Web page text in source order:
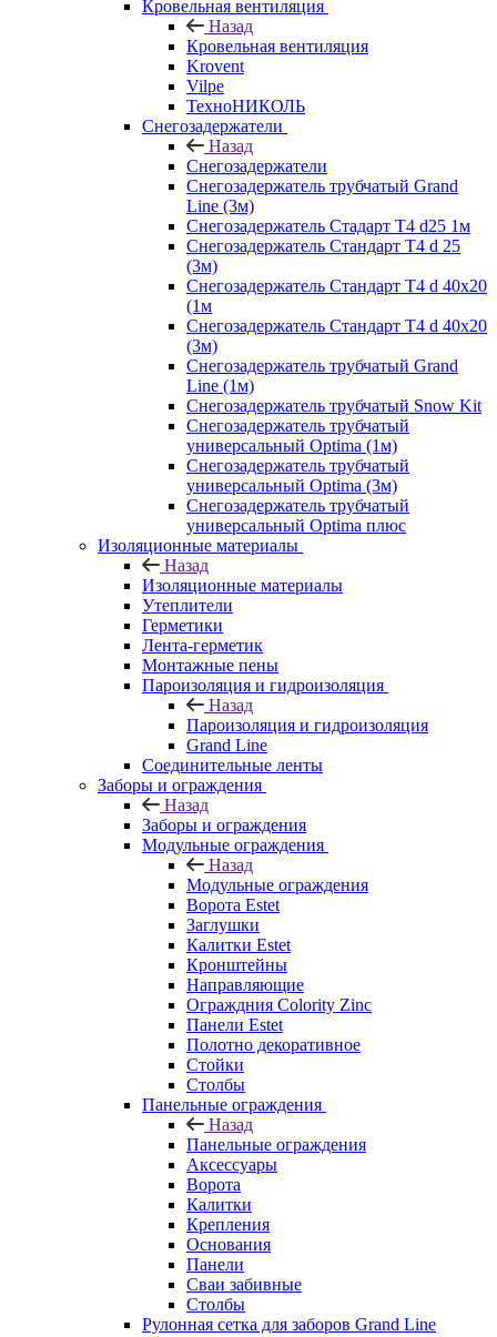
Кровельная вентиляция
Назад
Кровельная вентиляция
Krovent
Vilpe
ТехноНИКОЛЬ
Снегозадержатели
Назад
Снегозадержатели
Снегозадержатель трубчатый Grand
Line (3м)
Снегозадержатель Стадарт Т4 d25 1м
Снегозадержатель Стандарт Т4 d 25
(3м)
Снегозадержатель Стандарт Т4 d 40х20
(1м
Снегозадержатель Стандарт Т4 d 40х20
(3м)
Снегозадержатель трубчатый Grand
Line (1м)
Снегозадержатель трубчатый Snow Kit
Снегозадержатель трубчатый
универсальный Optima (1м)
Снегозадержатель трубчатый
универсальный Optima (3м)
Снегозадержатель трубчатый
универсальный Optima плюс
Изоляционные материалы
Назад
Изоляционные материалы
Утеплители
Герметики
Лента-герметик
Монтажные пены
Пароизоляция и гидроизоляция
Назад
Пароизоляция и гидроизоляция
Grand Line
Соединительные ленты
Заборы и ограждения
Назад
Заборы и ограждения
Модульные ограждения
Назад
Модульные ограждения
Ворота Estet
Заглушки
Калитки Estet
Кронштейны
Направляющие
Ограждния Colority Zinc
Панели Estet
Полотно декоративное
Стойки
Столбы
Панельные ограждения
Назад
Панельные ограждения
Аксессуары
Ворота
Калитки
Крепления
Основания
Панели
Сваи забивные
Столбы
Рулонная сетка для заборов Grand Line